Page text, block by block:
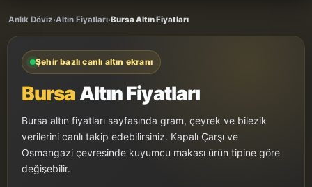
Anlık Döviz›Altın Fiyatları›Bursa Altın Fiyatları
Şehir bazlı canlı altın ekranı
BursaAltın Fiyatları
Bursa altın fiyatları sayfasında gram, çeyrek ve bilezik
verilerini canlı takip edebilirsiniz. Kapalı Çarşı ve
Osmangazi çevresinde kuyumcu makası ürün tipine göre
değişebilir.